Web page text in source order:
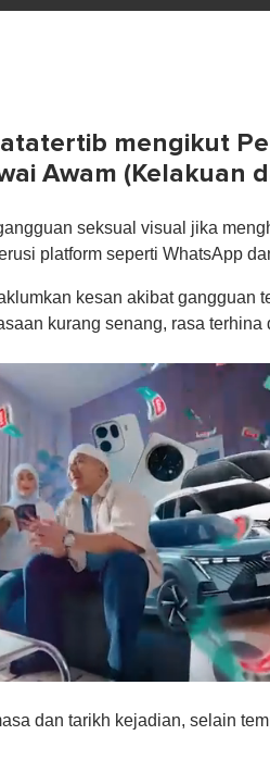
mengikut
Awam (Kelakuan
seksual visual jika
platform seperti WhatsApp
kesan akibat gangguan
kurang senang, rasa terhina
dan tarikh kejadian, selain